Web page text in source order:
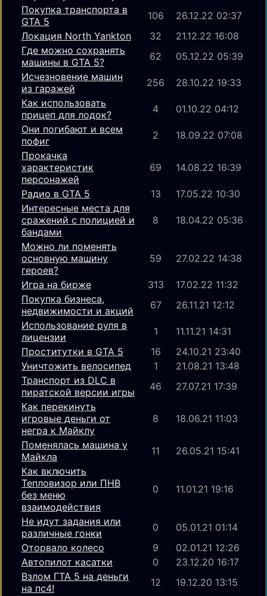
Покупка транспорта в
GTA 5
106
26.12.22 02:37
Локация North Yankton
32
21.12.22 16:08
Где можно сохранять
машины в GTA 5?
62
05.12.22 05:39
Исчезновение машин
из гаражей
256
28.10.22 19:33
Как использовать
прицеп для лодок?
4
01.10.22 04:12
Они погибают и всем
пофиг
2
18.09.22 07:08
Прокачка
характеристик
персонажей
69 14.08.22 16:39
Радио в GTA 5 13
17.05.22 10:30
Интересные места для
сражений с полицией и
бандами
8 18.04.22 05:36
Можно ли поменять
основную машину
героев?
59 27.02.22 14:38
Игра на бирже 313
17.02.22 11:32
Покупка бизнеса,
недвижимости и акций
67
26.11.21 12:12
Использование руля в
лицензии
1
11.11.21 14:31
Проститутки в GTA 5
16
24.10.21 23:40
Уничтожить велосипед
1
21.08.21 13:48
Транспорт из DLC в
пиратской версии игры
46
27.07.21 17:39
Как перекинуть
игровые деньги от
негра к Майклу
8 18.06.21 11:03
Поменялась машина у
Майкла
11
26.05.21 15:41
Как включить
Тепловизор или ПНВ
без меню
взаимодействия
0 11.01.21 19:16
Не идут задания или
различные гонки
0
05.01.21 01:14
Оторвало колесо
9
02.01.21 12:26
Автопилот касатки
0
23.12.20 16:17
Взлом ГТА 5 на деньги
на пс4!
12
19.12.20 13:15